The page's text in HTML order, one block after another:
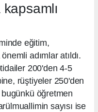
eğitim,
adımlar atıldı.
200'den 4-5
rüştiyeler 250'den
öğretmen
sayısı ise